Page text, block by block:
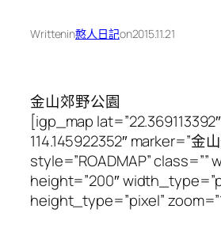
Writtenin憨人日記on2015.11.21
金山郊野公園
[igp_map
114.145922352″ marker=”金
style=”ROADMAP” class=””
height=”200″
height_type=”pixel”